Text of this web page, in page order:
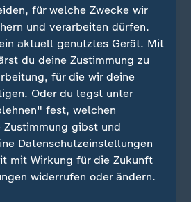
ist. Demnach gilt:
System, das eine
nach Betätigung der Klingel
Speicherung der
räumlich nicht mehr
durch einen Türspion
das die Übertragung nach
unterbricht. Eine
Bildübertragung
muss technisch
für welche Zwecke wir
und verarbeiten dürfen.
aktuell genutztes Gerät. Mit
du deine Zustimmung zu
für die wir deine
Oder du legst unter
fest, welchen
Zustimmung gibst und
Datenschutzeinstellungen
mit Wirkung für die Zukunft
widerrufen oder ändern.